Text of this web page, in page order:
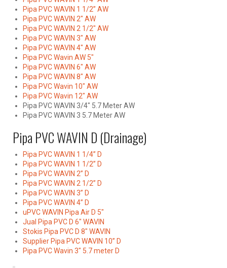
Pipa PVC WAVIN 1 1/2” AW
Pipa PVC WAVIN 2″ AW
Pipa PVC WAVIN 2 1/2″ AW
Pipa PVC WAVIN 3″ AW
Pipa PVC WAVIN 4″ AW
Pipa PVC Wavin AW 5″
Pipa PVC WAVIN 6″ AW
Pipa PVC WAVIN 8″ AW
Pipa PVC Wavin 10″ AW
Pipa PVC Wavin 12″ AW
Pipa PVC WAVIN 3/4″ 5.7 Meter AW
Pipa PVC WAVIN 3 5.7 Meter AW
Pipa PVC WAVIN D (Drainage)
Pipa PVC WAVIN 1 1/4” D
Pipa PVC WAVIN 1 1/2” D
Pipa PVC WAVIN 2” D
Pipa PVC WAVIN 2 1/2” D
Pipa PVC WAVIN 3” D
Pipa PVC WAVIN 4” D
uPVC WAVIN Pipa Air D 5″
Jual Pipa PVC D 6″ WAVIN
Stokis Pipa PVC D 8″ WAVIN
Supplier Pipa PVC WAVIN 10” D
Pipa PVC Wavin 3″ 5.7 meter D